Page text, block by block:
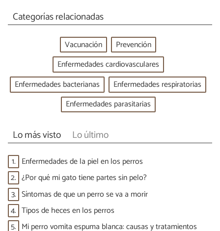
Categorías relacionadas
Vacunación
Prevención
Enfermedades cardiovasculares
Enfermedades bacterianas
Enfermedades respiratorias
Enfermedades parasitarias
Lo más visto Lo último
1. Enfermedades de la piel en los perros
2. ¿Por qué mi gato tiene partes sin pelo?
3. Síntomas de que un perro se va a morir
4. Tipos de heces en los perros
5. Mi perro vomita espuma blanca: causas y tratamientos